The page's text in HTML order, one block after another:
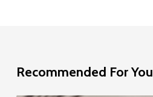
Recommended For You